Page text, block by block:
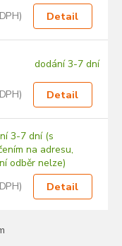
Detail
dodání 3-7 dní
Detail
3-7 dní (s
na adresu,
odběr nelze)
Detail